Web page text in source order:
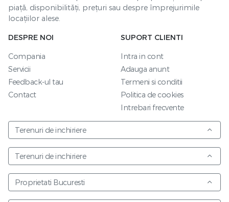
piață, disponibilități, prețuri sau despre împrejurimile
locațiilor alese.
DESPRE NOI
Compania
Servicii
Feedback-ul tau
Contact
SUPORT CLIENTI
Intra in cont
Adauga anunt
Termeni si conditii
Politica de cookies
Intrebari frecvente
Terenuri de inchiriere
Terenuri de inchiriere
Proprietati Bucuresti